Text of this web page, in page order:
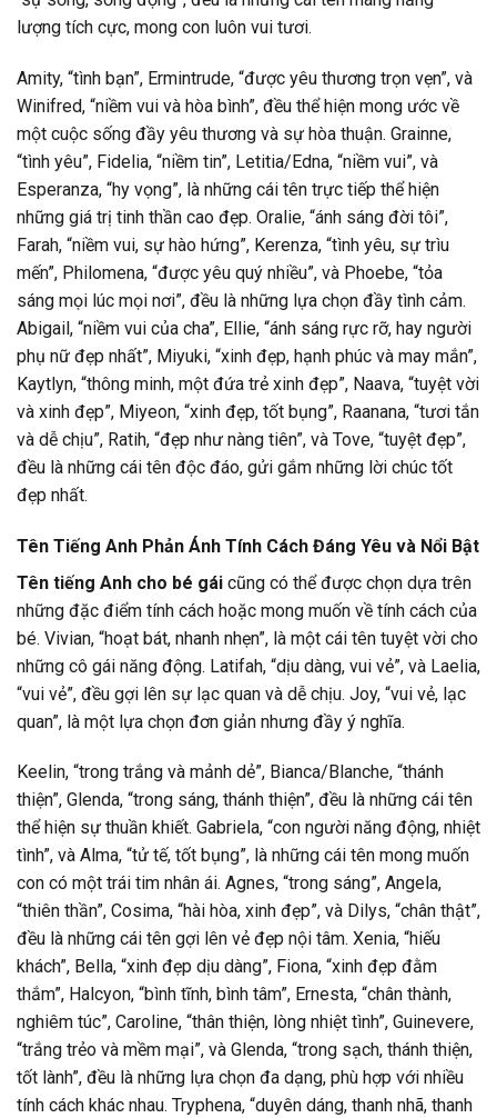
lượng tích cực, mong con luôn vui tươi.
Amity, “tình bạn”, Ermintrude, “được yêu thương trọn vẹn”, và
Winifred, “niềm vui và hòa bình”, đều thể hiện mong ước về
một cuộc sống đầy yêu thương và sự hòa thuận. Grainne,
“tình yêu”, Fidelia, “niềm tin”, Letitia/Edna, “niềm vui”, và
Esperanza, “hy vọng”, là những cái tên trực tiếp thể hiện
những giá trị tinh thần cao đẹp. Oralie, “ánh sáng đời tôi”,
Farah, “niềm vui, sự hào hứng”, Kerenza, “tình yêu, sự trìu
mến”, Philomena, “được yêu quý nhiều”, và Phoebe, “tỏa
sáng mọi lúc mọi nơi”, đều là những lựa chọn đầy tình cảm.
Abigail, “niềm vui của cha”, Ellie, “ánh sáng rực rỡ, hay người
phụ nữ đẹp nhất”, Miyuki, “xinh đẹp, hạnh phúc và may mắn”,
Kaytlyn, “thông minh, một đứa trẻ xinh đẹp”, Naava, “tuyệt vời
và xinh đẹp”, Miyeon, “xinh đẹp, tốt bụng”, Raanana, “tươi tắn
và dễ chịu”, Ratih, “đẹp như nàng tiên”, và Tove, “tuyệt đẹp”,
đều là những cái tên độc đáo, gửi gắm những lời chúc tốt
đẹp nhất.
Tên Tiếng Anh Phản Ánh Tính Cách Đáng Yêu và Nổi Bật
Tên tiếng Anh cho bé gái cũng có thể được chọn dựa trên
những đặc điểm tính cách hoặc mong muốn về tính cách của
bé. Vivian, “hoạt bát, nhanh nhẹn”, là một cái tên tuyệt vời cho
những cô gái năng động. Latifah, “dịu dàng, vui vẻ”, và Laelia,
“vui vẻ”, đều gợi lên sự lạc quan và dễ chịu. Joy, “vui vẻ, lạc
quan”, là một lựa chọn đơn giản nhưng đầy ý nghĩa.
Keelin, “trong trắng và mảnh dẻ”, Bianca/Blanche, “thánh
thiện”, Glenda, “trong sáng, thánh thiện”, đều là những cái tên
thể hiện sự thuần khiết. Gabriela, “con người năng động, nhiệt
tình”, và Alma, “tử tế, tốt bụng”, là những cái tên mong muốn
con có một trái tim nhân ái. Agnes, “trong sáng”, Angela,
“thiên thần”, Cosima, “hài hòa, xinh đẹp”, và Dilys, “chân thật”,
đều là những cái tên gợi lên vẻ đẹp nội tâm. Xenia, “hiếu
khách”, Bella, “xinh đẹp dịu dàng”, Fiona, “xinh đẹp đằm
thắm”, Halcyon, “bình tĩnh, bình tâm”, Ernesta, “chân thành,
nghiêm túc”, Caroline, “thân thiện, lòng nhiệt tình”, Guinevere,
“trắng trẻo và mềm mại”, và Glenda, “trong sạch, thánh thiện,
tốt lành”, đều là những lựa chọn đa dạng, phù hợp với nhiều
tính cách khác nhau. Tryphena, “duyên dáng, thanh nhã, thanh